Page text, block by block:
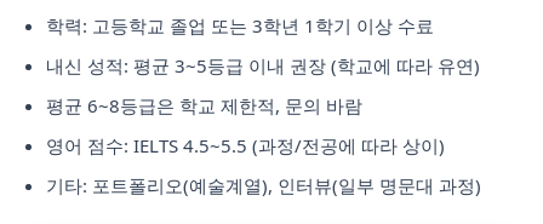
학력: 고등학교 졸업 또는 3학년 1학기 이상 수료
내신 성적: 평균 3~5등급 이내 권장 (학교에 따라 유연)
평균 6~8등급은 학교 제한적, 문의 바람
영어 점수: IELTS 4.5~5.5 (과정/전공에 따라 상이)
기타: 포트폴리오(예술계열), 인터뷰(일부 명문대 과정)